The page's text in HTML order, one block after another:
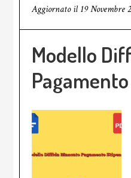
Aggiornato il 19 Novembre
Modello